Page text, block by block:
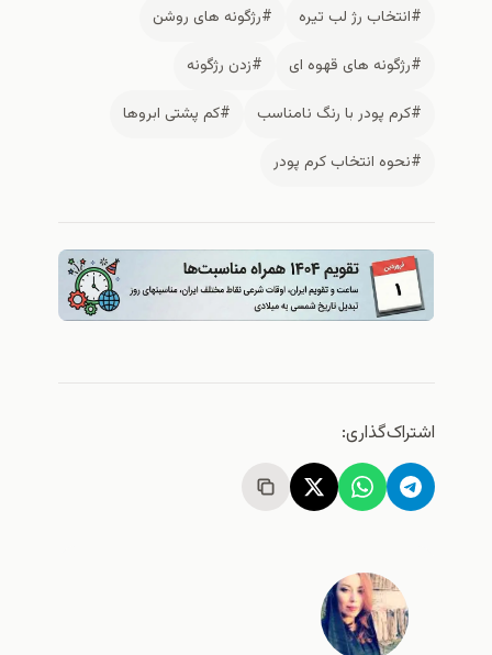
#انتخاب رژ لب تیره
#رژگونه های روشن
#رژگونه های قهوه ای
#زدن رژگونه
#کرم پودر با رنگ نامناسب
#کم پشتی ابروها
#نحوه انتخاب کرم پودر
اشتراک‌گذاری: